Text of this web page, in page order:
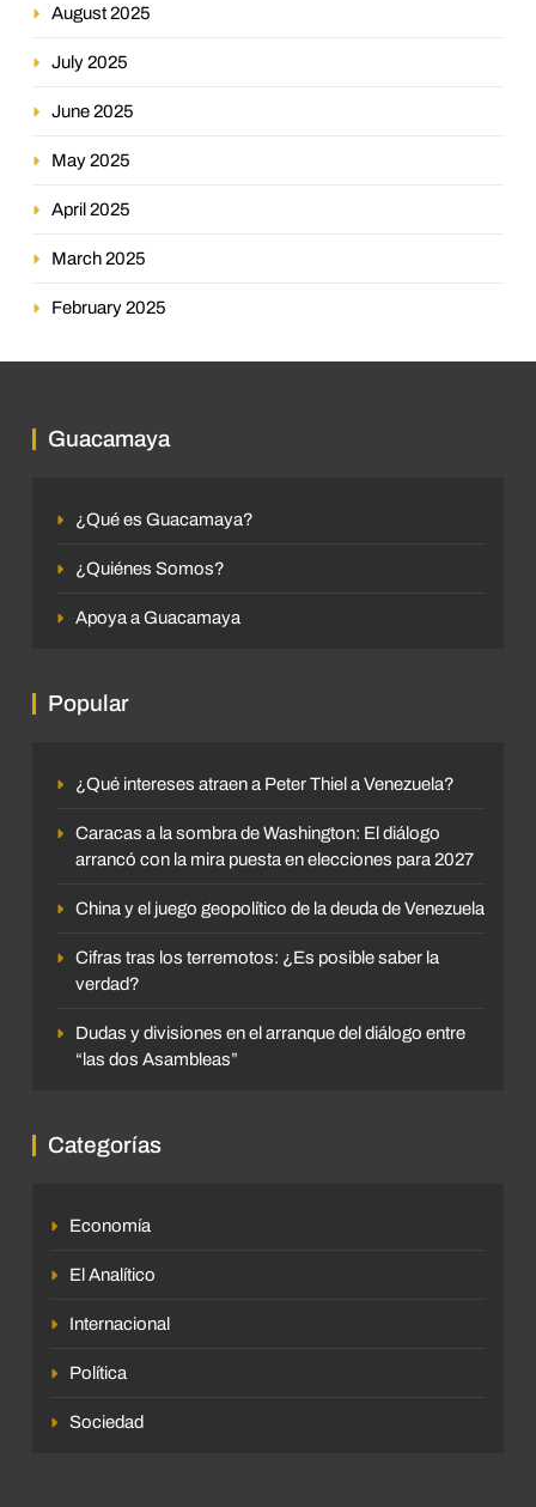
August 2025
July 2025
June 2025
May 2025
April 2025
March 2025
February 2025
Guacamaya
¿Qué es Guacamaya?
¿Quiénes Somos?
Apoya a Guacamaya
Popular
¿Qué intereses atraen a Peter Thiel a Venezuela?
Caracas a la sombra de Washington: El diálogo
arrancó con la mira puesta en elecciones para 2027
China y el juego geopolítico de la deuda de Venezuela
Cifras tras los terremotos: ¿Es posible saber la
verdad?
Dudas y divisiones en el arranque del diálogo entre
“las dos Asambleas”
Categorías
Economía
El Analítico
Internacional
Política
Sociedad